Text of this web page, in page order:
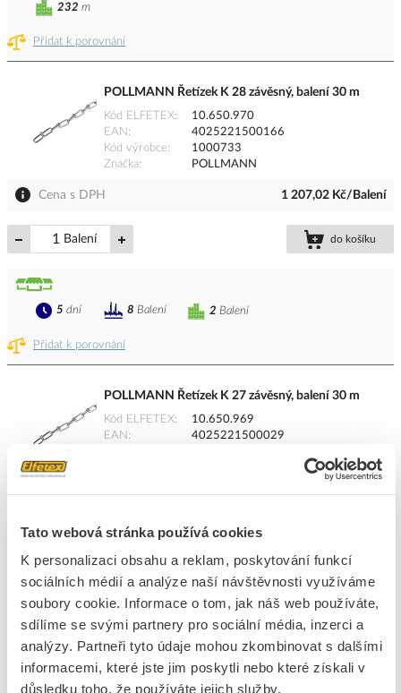
Tato webová stránka používá cookies
K personalizaci obsahu a reklam, poskytování funkcí
sociálních médií a analýze naší návštěvnosti využíváme
soubory cookie. Informace o tom, jak náš web používáte,
sdílíme se svými partnery pro sociální média, inzerci a
analýzy. Partneři tyto údaje mohou zkombinovat s dalšími
informacemi, které jste jim poskytli nebo které získali v
důsledku toho, že používáte jejich služby.
Přidat k porovnání
232 m
POLLMANN Řetízek K 28 závěsný, balení 30 m
Kód ELFETEX
10.650.970
EAN
4025221500166
Kód výrobce
1000733
Značka
POLLMANN
Cena s DPH 1 207,02 Kč/Balení
Balení do košíku
Přidat k porovnání
2 Balení
5 dní 8 Balení
POLLMANN Řetízek K 27 závěsný, balení 30 m
Kód ELFETEX
10.650.969
EAN
4025221500029
Cena s DPH 998,54 Kč/Balení
Přidat k porovnání
dní